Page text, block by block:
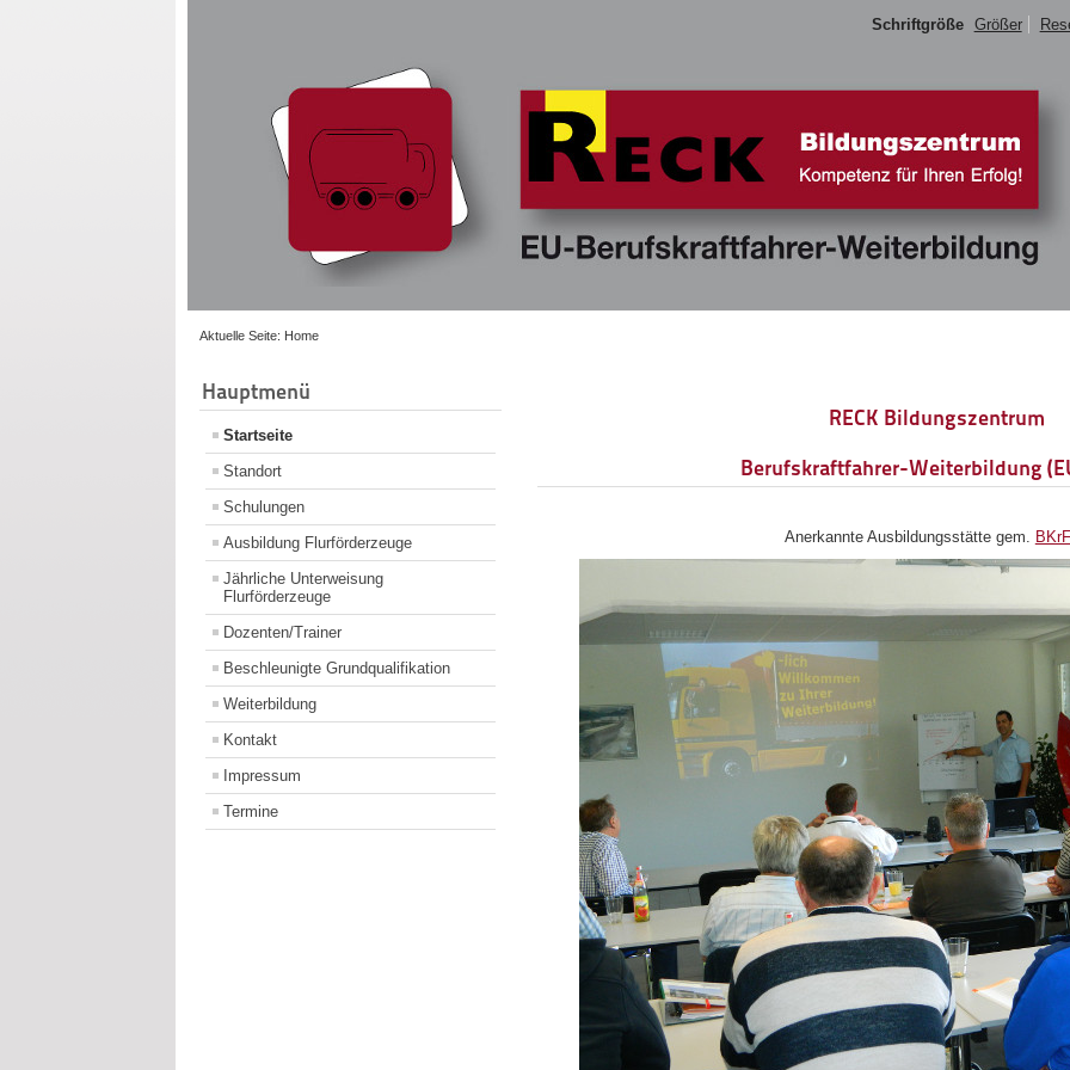
Schriftgröße Größer
Aktuelle Seite: Home
Hauptmenü
Startseite
Standort
Schulungen
Ausbildung Flurförderzeuge
Jährliche Unterweisung
Flurförderzeuge
Dozenten/Trainer
Beschleunigte Grundqualifikation
Weiterbildung
Kontakt
Impressum
Termine
RECK Bildungszentrum
Berufskraftfahrer-Weiterbildung
Anerkannte Ausbildungsstätte gem.